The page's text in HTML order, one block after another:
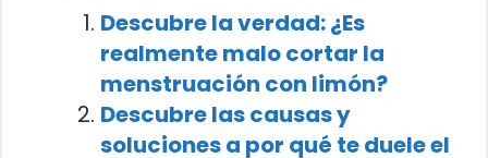
Descubre la verdad: ¿Es
realmente malo cortar la
menstruación con limón?
Descubre las causas y
soluciones a por qué te duele el